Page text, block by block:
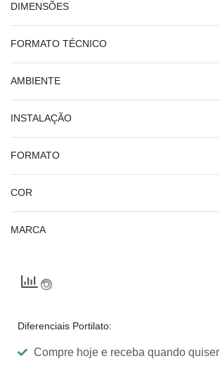
DIMENSÕES
FORMATO TÉCNICO
AMBIENTE
INSTALAÇÃO
FORMATO
COR
MARCA
Diferenciais Portilato:
Compre hoje e receba quando quiser